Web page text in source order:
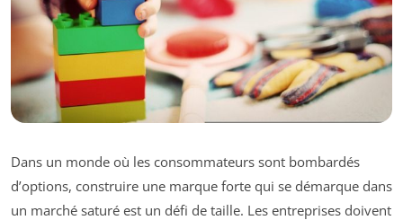
Dans un monde où les consommateurs sont bombardés
d’options, construire une marque forte qui se démarque dans
un marché saturé est un défi de taille. Les entreprises doivent